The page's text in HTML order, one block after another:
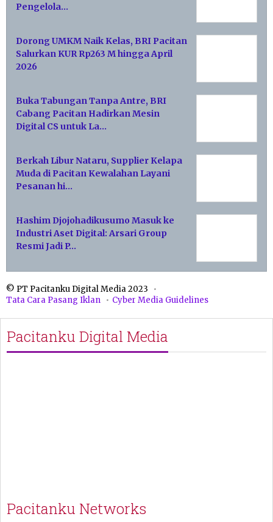
Pengelola…
Dorong UMKM Naik Kelas, BRI Pacitan
Salurkan KUR Rp263 M hingga April
2026
Buka Tabungan Tanpa Antre, BRI
Cabang Pacitan Hadirkan Mesin
Digital CS untuk La…
Berkah Libur Nataru, Supplier Kelapa
Muda di Pacitan Kewalahan Layani
Pesanan hi…
Hashim Djojohadikusumo Masuk ke
Industri Aset Digital: Arsari Group
Resmi Jadi P…
© PT Pacitanku Digital Media 2023
Tata Cara Pasang Iklan
Cyber Media Guidelines
Pacitanku Digital Media
Pacitanku Networks